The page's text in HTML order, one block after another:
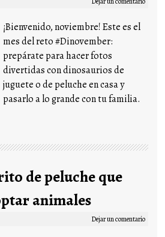
¡Bienvenido, noviembre! Este es el
mes del reto #Dinovember:
prepárate para hacer fotos
divertidas con dinosaurios de
juguete o de peluche en casa y
pasarlo a lo grande con tu familia.
de peluche que
animales
Dejar un comentario